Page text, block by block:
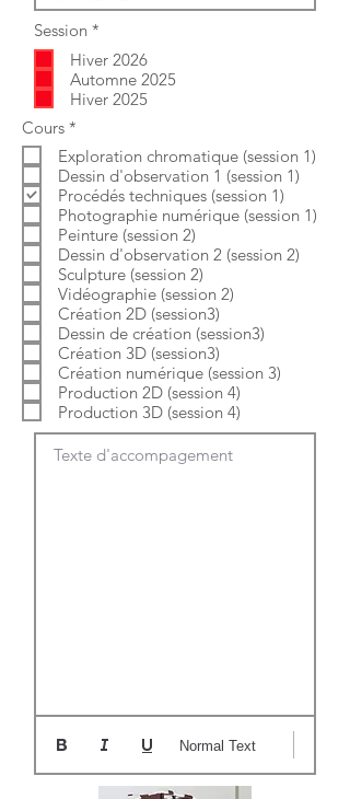
Session *
l
i
g
a
i
r
e
Hiver 2026
Automne 2025
Hiver 2025
Cours *
l
i
g
a
t
o
i
r
e
Exploration chromatique (session 1)
Dessin d'observation 1 (session 1)
Procédés techniques (session 1)
Photographie numérique (session 1)
Peinture (session 2)
Dessin d'observation 2 (session 2)
Sculpture (session 2)
Vidéographie (session 2)
Création 2D (session3)
Dessin de création (session3)
Création 3D (session3)
Création numérique (session 3)
Production 2D (session 4)
Production 3D (session 4)
Texte d'accompagement
Normal Text